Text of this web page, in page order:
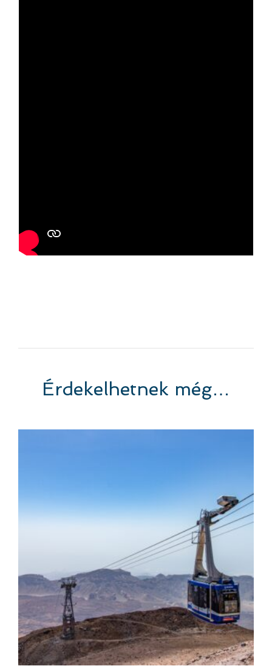
Érdekelhetnek még…